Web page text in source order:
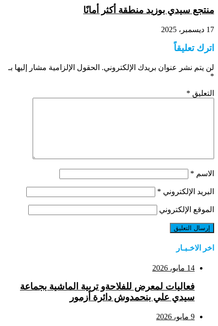
منتجع سيدي بوزيد منطقة أكثر أمانًا
17 ديسمبر، 2025
اترك تعليقاً
لن يتم نشر عنوان بريدك الإلكتروني. الحقول الإلزامية مشار إليها بـ
*
التعليق *
الاسم *
البريد الإلكتروني *
الموقع الإلكتروني
اخر الاخـبـار
14 مايو، 2026
فعاليات لمعرض للفلاحةو تربية الماشية بجماعة
سيدي علي بنحمدوش دائرة أزمور
9 مايو، 2026